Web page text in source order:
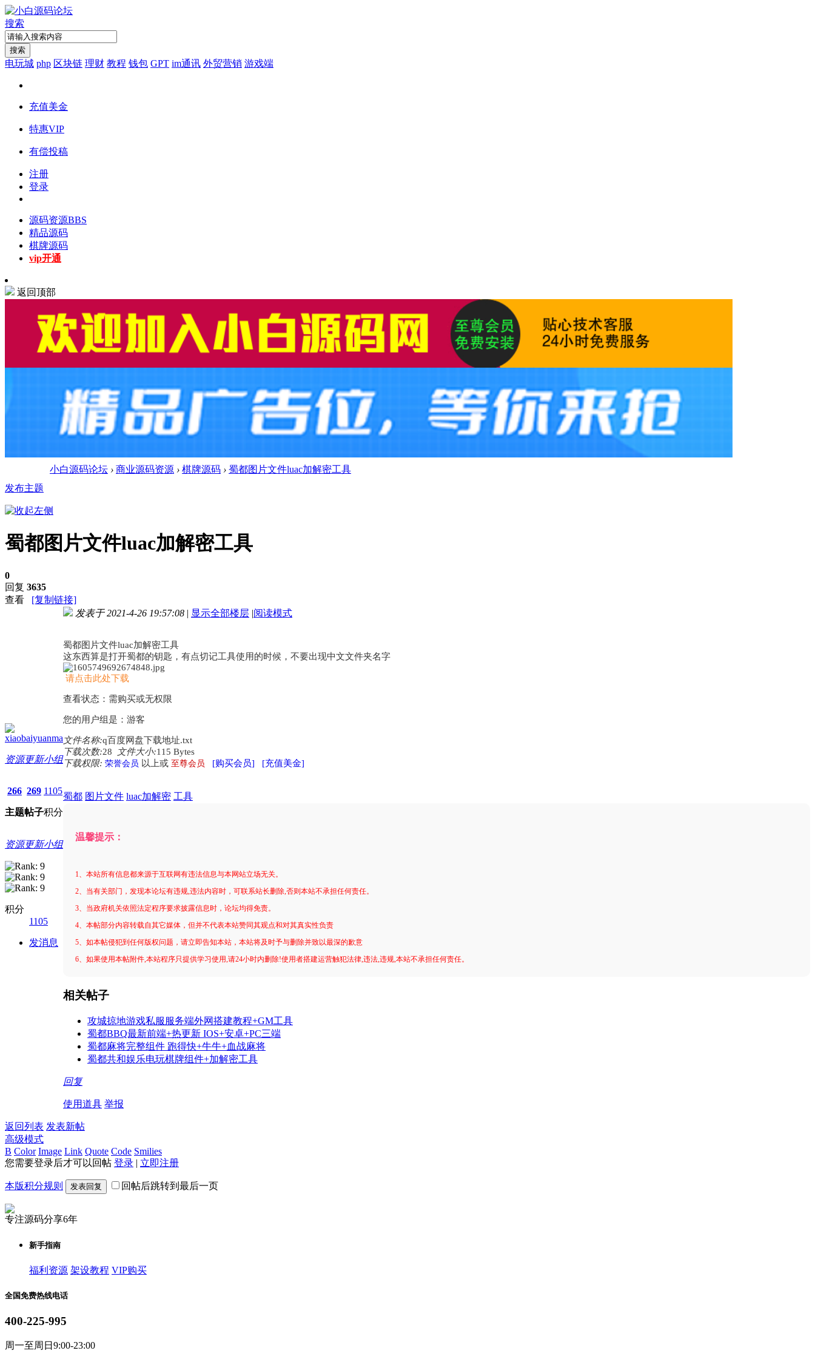
搜索
搜索
电玩城 php 区块链 理财 教程 钱包 GPT im通讯 外贸营销 游戏端
充值美金
特惠VIP
有偿投稿
注册
登录
源码资源BBS
精品源码
棋牌源码
vip开通
返回顶部
小白源码论坛 › 商业源码资源 › 棋牌源码 › 蜀都图片文件luac加解密工具
发布主题
蜀都图片文件luac加解密工具
0
回复 3635
查看
[复制链接]
xiaobaiyuanma
资源更新小组
266
主题
269
帖子
1105
积分
资源更新小组
积分
1105
发消息
发表于 2021-4-26 19:57:08 | 显示全部楼层 |阅读模式
蜀都图片文件luac加解密工具
这东西算是打开蜀都的钥匙，有点切记工具使用的时候，不要出现中文文件夹名字
请点击此处下载
查看状态：需购买或无权限
您的用户组是：游客
文件名称:q百度网盘下载地址.txt
下载次数:28 文件大小:115 Bytes
下载权限: 荣誉会员 以上或 至尊会员 [购买会员] [充值美金]
蜀都 图片文件 luac加解密 工具
温馨提示：
1、本站所有信息都来源于互联网有违法信息与本网站立场无关。
2、当有关部门，发现本论坛有违规,违法内容时，可联系站长删除,否则本站不承担任何责任。
3、当政府机关依照法定程序要求披露信息时，论坛均得免责。
4、本帖部分内容转载自其它媒体，但并不代表本站赞同其观点和对其真实性负责
5、如本帖侵犯到任何版权问题，请立即告知本站，本站将及时予与删除并致以最深的歉意
6、如果使用本帖附件,本站程序只提供学习使用,请24小时内删除!使用者搭建运营触犯法律,违法,违规,本站不承担任何责任。
相关帖子
攻城掠地游戏私服服务端外网搭建教程+GM工具
蜀都BBQ最新前端+热更新 IOS+安卓+PC三端
蜀都麻将完整组件 跑得快+牛牛+血战麻将
蜀都共和娱乐电玩棋牌组件+加解密工具
回复
使用道具 举报
返回列表 发表新帖
高级模式
B Color Image Link Quote Code Smilies
您需要登录后才可以回帖 登录 | 立即注册
本版积分规则 发表回复 回帖后跳转到最后一页
专注源码分享6年
新手指南
福利资源 架设教程 VIP购买
全国免费热线电话
400-225-995
周一至周日9:00-23:00